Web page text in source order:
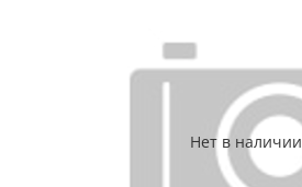
Нет в наличии